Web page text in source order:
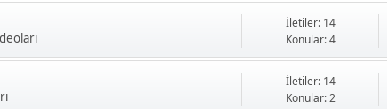
İletiler: 14
Konular: 4
İletiler: 14
Konular: 2